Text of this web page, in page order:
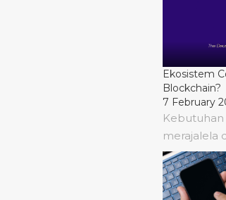
Ekosistem
Blockchain?
7 February
merajalela